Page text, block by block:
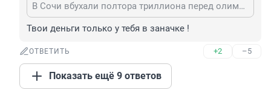
В Сочи вбухали полтора триллиона перед олимпиадой. Во всем мире курорты кормят страны, а у нас тянут бабло. В Сибири тысячи деревень без дорог, дождь пройдёт и не проехать. В Сочи вложили наши деньги и нам же подняли цены на отдых. Сами там отдыхайте. Сибиряк.
Твои деньги только у тебя в заначке !
ОТВЕТИТЬ +2 –5
Показать ещё 9 ответов